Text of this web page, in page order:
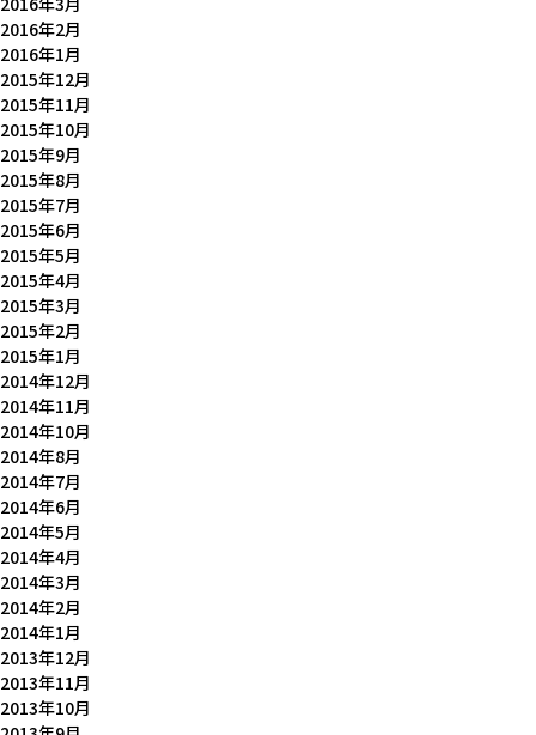
2016年2月
2016年1月
2015年12月
2015年11月
2015年10月
2015年9月
2015年8月
2015年7月
2015年6月
2015年5月
2015年4月
2015年3月
2015年2月
2015年1月
2014年12月
2014年11月
2014年10月
2014年8月
2014年7月
2014年6月
2014年5月
2014年4月
2014年3月
2014年2月
2014年1月
2013年12月
2013年11月
2013年10月